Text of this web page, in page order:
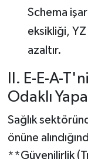
Schema
eksikliği,
azaltır.
II. E-E-A-
Odaklı
Sağlık
önüne
**Güvenilirlik